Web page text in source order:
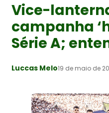
Vice-
campanha
Série A;
Luccas Melo19 de maio de